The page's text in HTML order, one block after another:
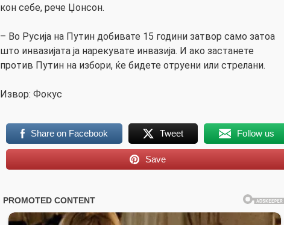
кон себе, рече Џонсон.
– Во Русија на Путин добивате 15 години затвор само затоа
што инвазијата ја нарекувате инвазија. И ако застанете
против Путин на избори, ќе бидете отруени или стрелани.
Извор: Фокус
Share on Facebook Tweet Follow us
Save